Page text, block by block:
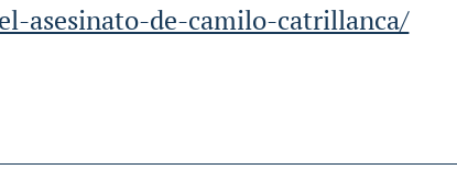
asesinato-de-camilo-catrillanca/